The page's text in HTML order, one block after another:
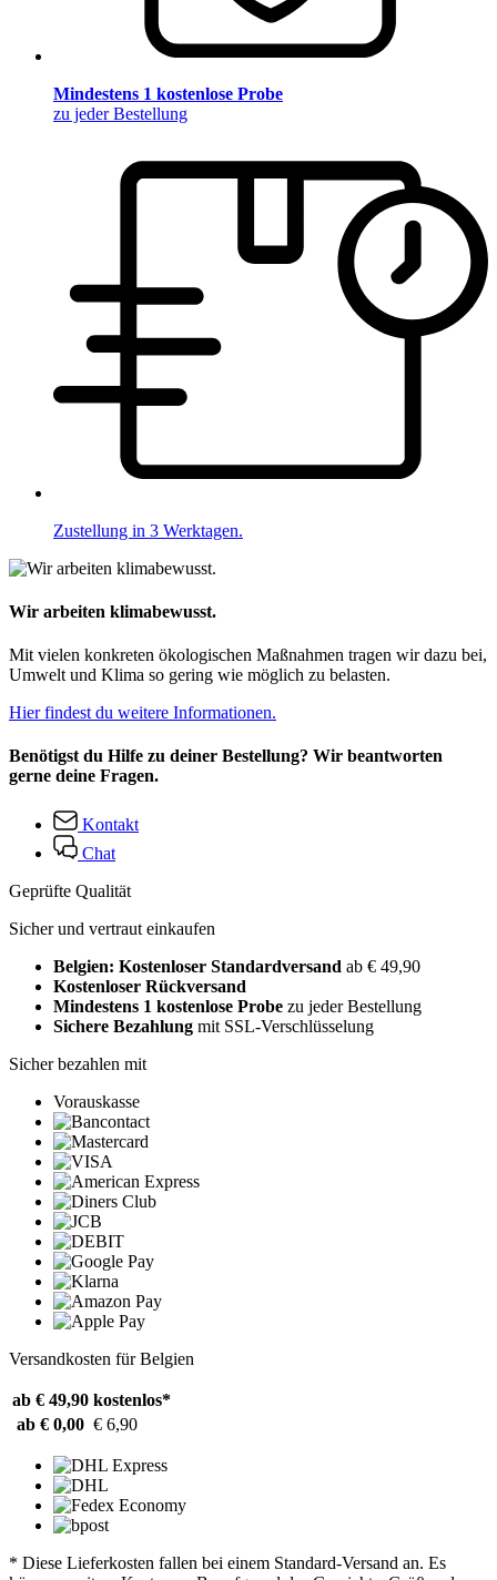
Mindestens 1 kostenlose Probe
zu jeder Bestellung
Zustellung in 3 Werktagen.
Wir arbeiten klimabewusst.
Mit vielen konkreten ökologischen Maßnahmen tragen wir dazu bei,
Umwelt und Klima so gering wie möglich zu belasten.
Hier findest du weitere Informationen.
Benötigst du Hilfe zu deiner Bestellung? Wir beantworten
gerne deine Fragen.
Kontakt
Chat
Geprüfte Qualität
Sicher und vertraut einkaufen
Belgien: Kostenloser Standardversand ab € 49,90
Kostenloser Rückversand
Mindestens 1 kostenlose Probe zu jeder Bestellung
Sichere Bezahlung mit SSL-Verschlüsselung
Sicher bezahlen mit
Vorauskasse
Versandkosten für Belgien
ab € 49,90 kostenlos*
ab € 0,00 € 6,90
* Diese Lieferkosten fallen bei einem Standard-Versand an. Es